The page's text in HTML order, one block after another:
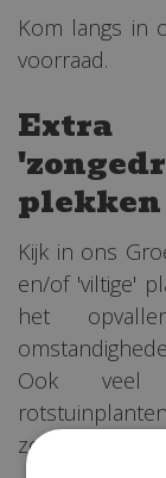
Kom langs in
voorraad.
plekken
Kijk in ons
en/of 'viltige'
het
Ook veel
zon en relatief